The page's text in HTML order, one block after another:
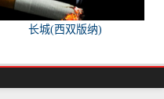
长城(西双版纳)